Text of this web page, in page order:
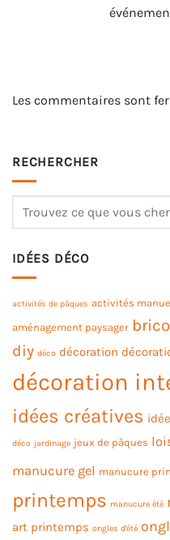
Les commentaires sont
RECHERCHER
IDÉES DÉCO
activités de pâques activités
aménagement paysager
diy déco décoration
décoration
idées créatives
déco jardinage jeux de pâques
manucure gel manucure
printemps manucure été
art printemps ongles d'été